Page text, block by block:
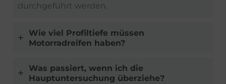
durchgeführt werden.
Wie viel Profiltiefe müssen
Motorradreifen haben?
Was passiert, wenn ich die
Hauptuntersuchung überziehe?